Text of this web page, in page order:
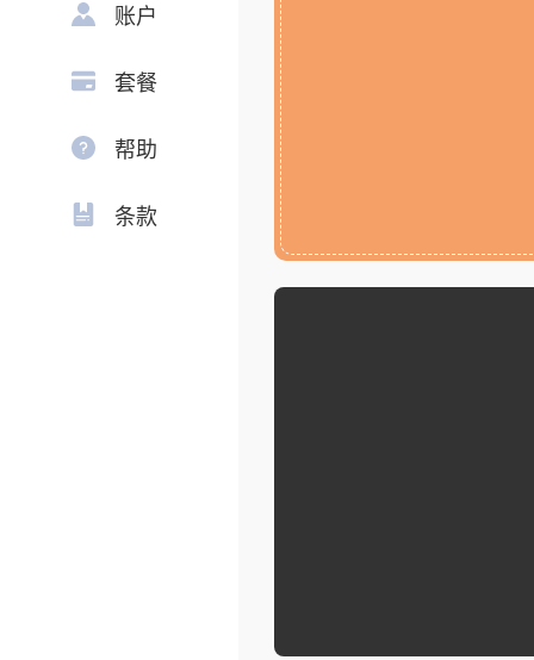
账户
套餐
帮助
条款